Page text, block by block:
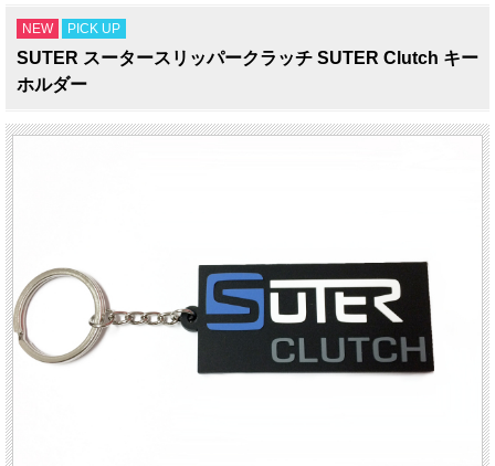
NEW PICK UP
SUTER スータースリッパークラッチ SUTER Clutch キー
ホルダー